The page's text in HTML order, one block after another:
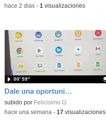
-hace 2 dias- 1 visualizaciones
Dale una oportunidad a los Chromebooks y utiliza un proyector para realizar talleres si no tienes pantallas táctiles
Contenido educativo.
subido por Felicisimo G.
00′ 59″
-hace una semana - 17 visualizaciones